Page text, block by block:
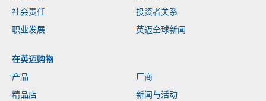
社会责任
投资者关系
职业发展
英迈全球新闻
在英迈购物
产品
厂商
精品店
新闻与活动